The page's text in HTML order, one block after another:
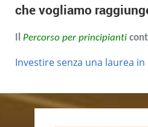
che vogliamo
Percorso per principianti
Investire senza una laurea